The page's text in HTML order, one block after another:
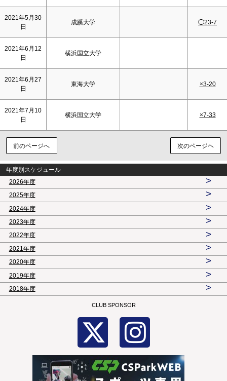
2021年5月30
日
成蹊大学 ◯23-7
2021年6月12
日
横浜国立大学
2021年6月27
日
東海大学 ×3-20
2021年7月10
日
横浜国立大学 ×7-33
前のページへ 次のページヘ
年度別スケジュール
2026年度
>
2025年度 >
2024年度 >
2023年度 >
2022年度 >
2021年度 >
2020年度 >
2019年度 >
2018年度 >
CLUB SPONSOR